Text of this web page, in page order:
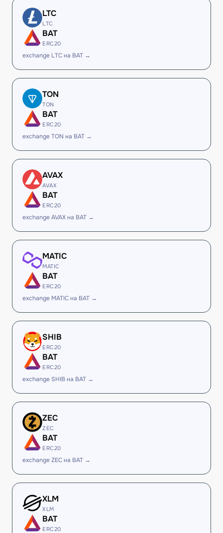
LTC
LTC
BAT
ERC20
exchange LTC на BAT →
TON
TON
BAT
ERC20
exchange TON на BAT →
AVAX
AVAX
BAT
ERC20
exchange AVAX на BAT →
MATIC
MATIC
BAT
ERC20
exchange MATIC на BAT →
SHIB
ERC20
BAT
ERC20
exchange SHIB на BAT →
ZEC
ZEC
BAT
ERC20
exchange ZEC на BAT →
XLM
XLM
BAT
ERC20